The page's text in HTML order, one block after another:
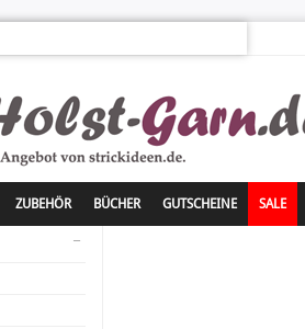
ZUBEHÖR BÜCHER GUTSCHEINE SALE